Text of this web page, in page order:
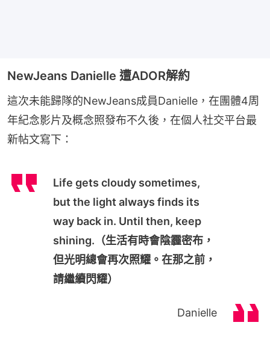
NewJeans Danielle 遭ADOR解約
這次未能歸隊的NewJeans成員Danielle，在團體4周
年紀念影片及概念照發布不久後，在個人社交平台最
新帖文寫下：
Life gets cloudy sometimes,
but the light always finds its
way back in. Until then, keep
shining.（生活有時會陰霾密布，
但光明總會再次照耀。在那之前，
請繼續閃耀）
Danielle